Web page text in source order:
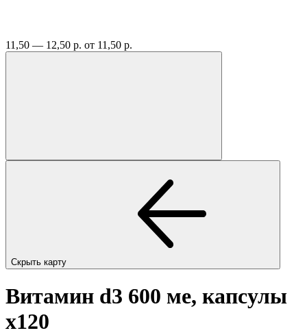
11,50 — 12,50 р. от 11,50 р.
Скрыть карту
Витамин d3 600 ме, капсулы
x120